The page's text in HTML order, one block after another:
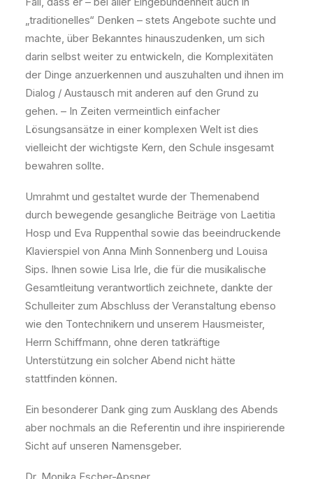
„traditionelles“ Denken – stets Angebote suchte und
machte, über Bekanntes hinauszudenken, um sich
darin selbst weiter zu entwickeln, die Komplexitäten
der Dinge anzuerkennen und auszuhalten und ihnen im
Dialog / Austausch mit anderen auf den Grund zu
gehen. – In Zeiten vermeintlich einfacher
Lösungsansätze in einer komplexen Welt ist dies
vielleicht der wichtigste Kern, den Schule insgesamt
bewahren sollte.
Umrahmt und gestaltet wurde der Themenabend
durch bewegende gesangliche Beiträge von Laetitia
Hosp und Eva Ruppenthal sowie das beeindruckende
Klavierspiel von Anna Minh Sonnenberg und Louisa
Sips. Ihnen sowie Lisa Irle, die für die musikalische
Gesamtleitung verantwortlich zeichnete, dankte der
Schulleiter zum Abschluss der Veranstaltung ebenso
wie den Tontechnikern und unserem Hausmeister,
Herrn Schiffmann, ohne deren tatkräftige
Unterstützung ein solcher Abend nicht hätte
stattfinden können.
Ein besonderer Dank ging zum Ausklang des Abends
aber nochmals an die Referentin und ihre inspirierende
Sicht auf unseren Namensgeber.